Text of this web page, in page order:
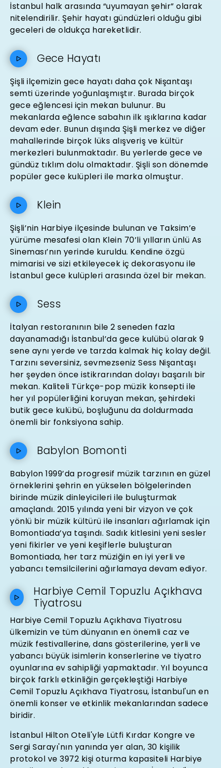
İstanbul halk arasında “uyumayan şehir” olarak
nitelendirilir. Şehir hayatı gündüzleri olduğu gibi
geceleri de oldukça hareketlidir.
Gece Hayatı
Şişli ilçemizin gece hayatı daha çok Nişantaşı
semti üzerinde yoğunlaşmıştır. Burada birçok
gece eğlencesi için mekan bulunur. Bu
mekanlarda eğlence sabahın ilk ışıklarına kadar
devam eder. Bunun dışında Şişli merkez ve diğer
mahallerinde birçok lüks alışveriş ve kültür
merkezleri bulunmaktadır. Bu yerlerde gece ve
gündüz tıklım dolu olmaktadır. Şişli son dönemde
popüler gece kulüpleri ile marka olmuştur.
Klein
Şişli’nin Harbiye ilçesinde bulunan ve Taksim’e
yürüme mesafesi olan Klein 70’li yılların ünlü As
Sineması’nın yerinde kuruldu. Kendine özgü
mimarisi ve sizi etkileyecek iç dekorasyonu ile
İstanbul gece kulüpleri arasında özel bir mekan.
Sess
İtalyan restoranının bile 2 seneden fazla
dayanamadığı İstanbul’da gece kulübü olarak 9
sene aynı yerde ve tarzda kalmak hiç kolay değil.
Tarzını seversiniz, sevmezseniz Sess Nişantaşı
her şeyden önce istikrarından dolayı başarılı bir
mekan. Kaliteli Türkçe-pop müzik konsepti ile
her yıl popülerliğini koruyan mekan, şehirdeki
butik gece kulübü, boşluğunu da doldurmada
önemli bir fonksiyona sahip.
Babylon Bomonti
Babylon 1999’da progresif müzik tarzının en güzel
örneklerini şehrin en yükselen bölgelerinden
birinde müzik dinleyicileri ile buluşturmak
amaçlandı. 2015 yılında yeni bir vizyon ve çok
yönlü bir müzik kültürü ile insanları ağırlamak için
Bomontiada’ya taşındı. Sadık kitlesini yeni sesler
yeni fikirler ve yeni keşiflerle buluşturan
Bomontiada, her tarz müziğin en iyi yerli ve
yabancı temsilcilerini ağırlamaya devam ediyor.
Harbiye Cemil Topuzlu Açıkhava
Tiyatrosu
Harbiye Cemil Topuzlu Açıkhava Tiyatrosu
ülkemizin ve tüm dünyanın en önemli caz ve
müzik festivallerine, dans gösterilerine, yerli ve
yabancı büyük isimlerin konserlerine ve tiyatro
oyunlarına ev sahipliği yapmaktadır. Yıl boyunca
birçok farklı etkinliğin gerçekleştiği Harbiye
Cemil Topuzlu Açıkhava Tiyatrosu, İstanbul'un en
önemli konser ve etkinlik mekanlarından sadece
biridir.
İstanbul Hilton Oteli'yle Lütfi Kırdar Kongre ve
Sergi Sarayı'nın yanında yer alan, 30 kişilik
protokol ve 3972 kişi oturma kapasiteli Harbiye